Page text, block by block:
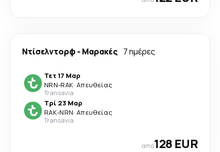
Ντίσελντορφ - Μαρακές 7 ημέρες
Τετ 17 Μαρ
NRN-RAK· Απευθείας
Transavia
Τρί 23 Μαρ
RAK-NRN· Απευθείας
Transavia
από128 EUR